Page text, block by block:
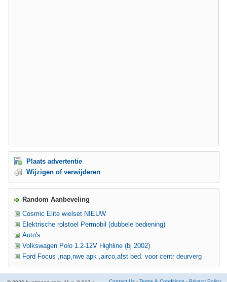
Plaats advertentie
Wijzigen of verwijderen
Random Aanbeveling
Cosmic Elite wielset NIEUW
Elektrische rolstoel Permobil (dubbele bediening)
Auto's
Volkswagen Polo 1.2-12V Highline (bj 2002)
Ford Focus ,nap,nwe apk ,airco,afst bed. voor centr deurverg